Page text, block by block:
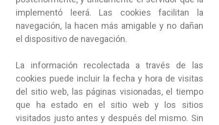
implementó leerá. Las cookies facilitan la
navegación, la hacen más amigable y no dañan
el dispositivo de navegación.
La información recolectada a través de las
cookies puede incluir la fecha y hora de visitas
del sitio web, las páginas visionadas, el tiempo
que ha estado en el sitio web y los sitios
visitados justo antes y después del mismo. Sin